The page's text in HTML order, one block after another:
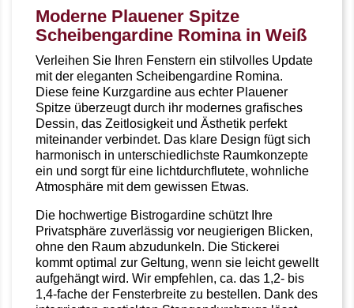
Moderne Plauener Spitze
Scheibengardine Romina in Weiß
Verleihen Sie Ihren Fenstern ein stilvolles Update
mit der eleganten Scheibengardine Romina.
Diese feine Kurzgardine aus echter Plauener
Spitze überzeugt durch ihr modernes grafisches
Dessin, das Zeitlosigkeit und Ästhetik perfekt
miteinander verbindet. Das klare Design fügt sich
harmonisch in unterschiedlichste Raumkonzepte
ein und sorgt für eine lichtdurchflutete, wohnliche
Atmosphäre mit dem gewissen Etwas.
Die hochwertige Bistrogardine schützt Ihre
Privatsphäre zuverlässig vor neugierigen Blicken,
ohne den Raum abzudunkeln. Die Stickerei
kommt optimal zur Geltung, wenn sie leicht gewellt
aufgehängt wird. Wir empfehlen, ca. das 1,2- bis
1,4-fache der Fensterbreite zu bestellen. Dank des